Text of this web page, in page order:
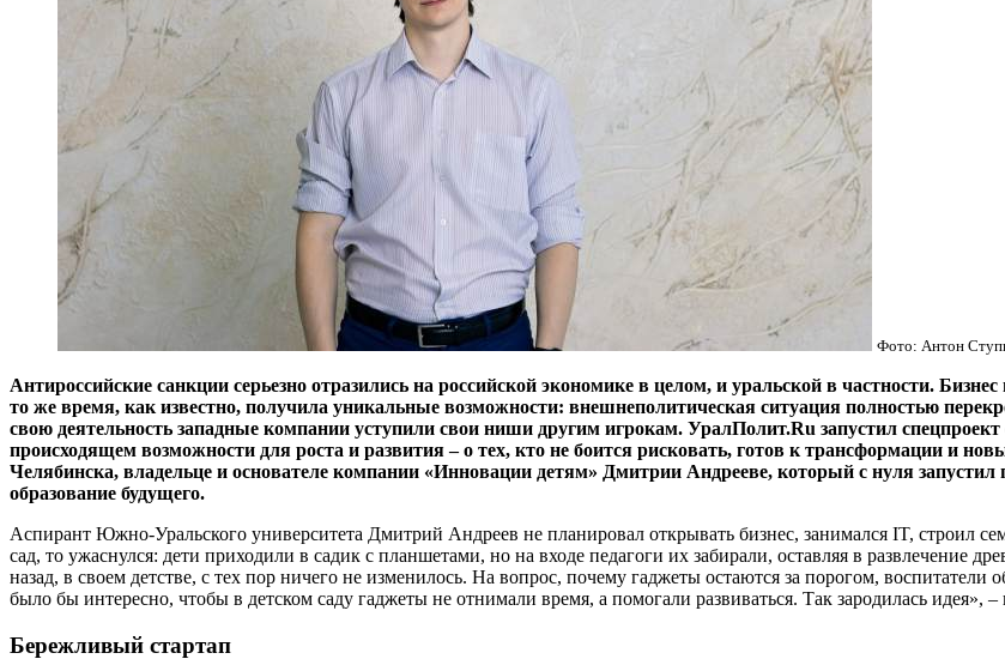
Фото: Антон
Антироссийские санкции серьезно отразились на российской экономике в целом, и уральской в частности.
то же время, как известно, получила уникальные возможности: внешнеполитическая ситуация полностью
свою деятельность западные компании уступили свои ниши другим игрокам. УралПолит.Ru запустил
происходящем возможности для роста и развития – о тех, кто не боится рисковать, готов к трансформации и
Челябинска, владельце и основателе компании «Инновации детям» Дмитрии Андрееве, который с нуля запустил
образование будущего.
Аспирант Южно-Уральского университета Дмитрий Андреев не планировал открывать бизнес, занимался IT, строил
сад, то ужаснулся: дети приходили в садик с планшетами, но на входе педагоги их забирали, оставляя в развлечение
назад, в своем детстве, с тех пор ничего не изменилось. На вопрос, почему гаджеты остаются за порогом,
было бы интересно, чтобы в детском саду гаджеты не отнимали время, а помогали развиваться. Так зародилась идея»,
Бережливый стартап